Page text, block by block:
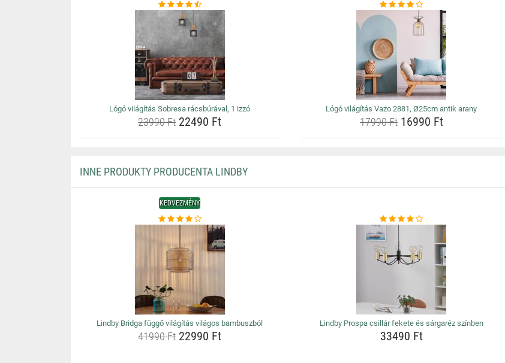
Lógó világítás Sobresa rácsbúrával, 1 izzó
23990 Ft22490 Ft
Lógó világítás Vazo 2881, Ø25cm antik arany
17990 Ft16990 Ft
INNE PRODUKTY PRODUCENTA LINDBY
KEDVEZMÉNY
Lindby Bridga függő világítás világos bambuszból
41990 Ft22990 Ft
Lindby Prospa csillár fekete és sárgaréz színben
33490 Ft